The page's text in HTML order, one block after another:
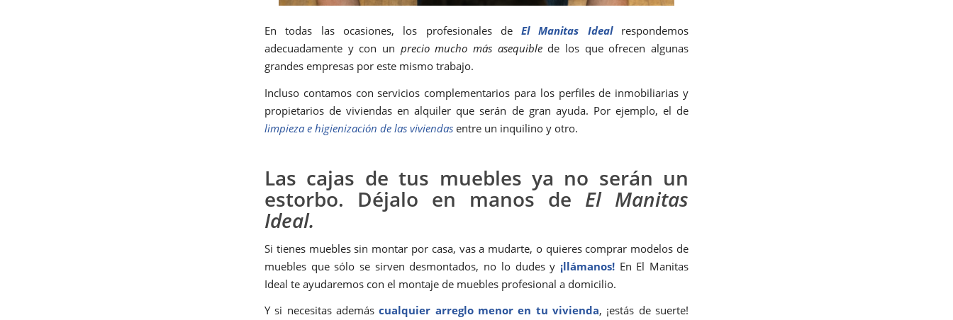
En todas las ocasiones, los profesionales deEl Manitas Ideal
respondemos
adecuadamente y con un precio mucho más asequiblede los que ofrecen algunas
grandes empresas por este mismo trabajo.
Incluso contamos con servicios complementarios para los perfiles de inmobiliarias y
propietarios de viviendas en alquiler que serán de gran ayuda. Por ejemplo, el de
limpieza e higienización de las viviendas entre un inquilino y otro.
Las cajas de tus muebles ya no serán un
estorbo. Déjalo en manos de El Manitas
Ideal.
Si tienes muebles sin montar por casa, vas a mudarte, o quieres comprar modelos de
muebles que sólo se sirven desmontados, no lo dudes y ¡llámanos!En El Manitas
Ideal te ayudaremos con el montaje de muebles profesional a domicilio.
Y si necesitas ademáscualquier arreglo menor en tu vivienda, ¡estás de suerte!